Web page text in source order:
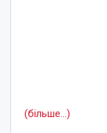
(більше…)